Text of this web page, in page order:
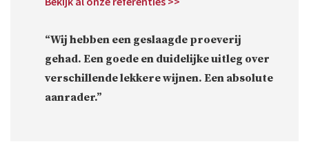
“Wij hebben een geslaagde proeverij
gehad. Een goede en duidelijke uitleg over
verschillende lekkere wijnen. Een absolute
aanrader.”